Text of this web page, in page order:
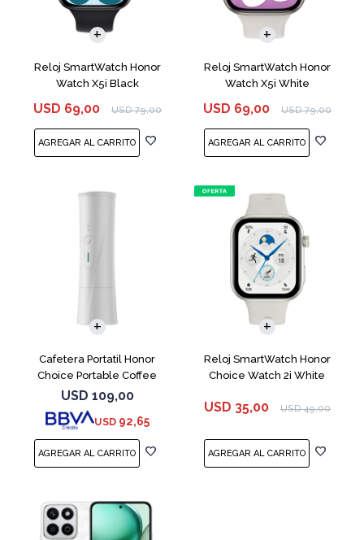
Reloj SmartWatch Honor
Watch X5i Black
USD 69,00 USD 79,00
Reloj SmartWatch Honor
Watch X5i White
USD 69,00 USD 79,00
Cafetera Portatil Honor
Choice Portable Coffee
Machine White
USD 109,00
USD 92,65
Reloj SmartWatch Honor
Choice Watch 2i White
USD 35,00 USD 49,00